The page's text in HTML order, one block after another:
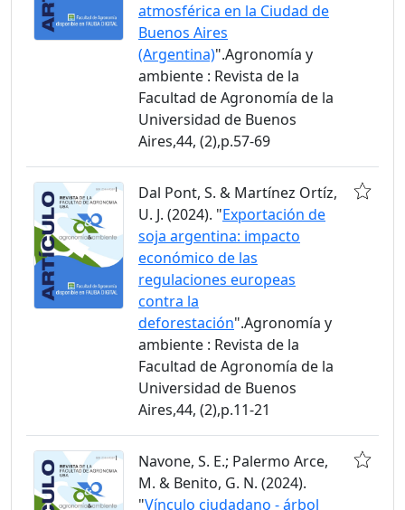
atmosférica en la Ciudad de
Buenos Aires
(Argentina)".Agronomía y
ambiente : Revista de la
Facultad de Agronomía de la
Universidad de Buenos
Aires,44, (2),p.57-69
Dal Pont, S. & Martínez Ortíz,
U. J. (2024). "Exportación de
soja argentina: impacto
económico de las
regulaciones europeas
contra la
deforestación".Agronomía y
ambiente : Revista de la
Facultad de Agronomía de la
Universidad de Buenos
Aires,44, (2),p.11-21
Navone, S. E.; Palermo Arce,
M. & Benito, G. N. (2024).
"Vínculo ciudadano - árbol